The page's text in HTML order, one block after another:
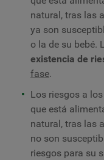
natural, tras las
ya son
o la de su bebé.
existencia de
fase.
Los riesgos a
que está
natural, tras las
no son
riesgos para su